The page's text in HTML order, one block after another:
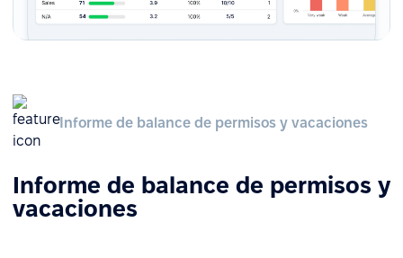
Informe de balance de permisos y vacaciones
Informe de balance de permisos y
vacaciones